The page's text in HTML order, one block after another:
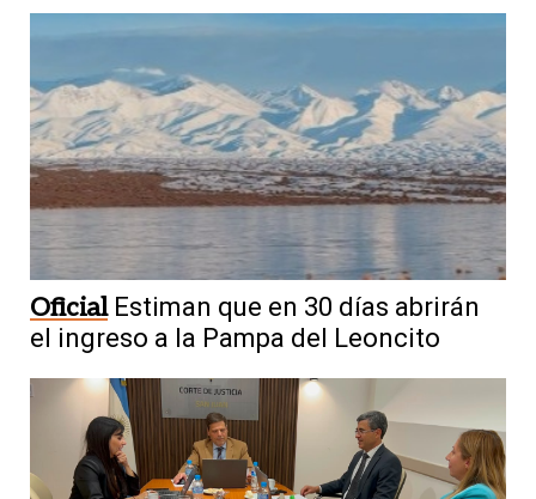
Oficial Estiman que en 30 días abrirán
el ingreso a la Pampa del Leoncito